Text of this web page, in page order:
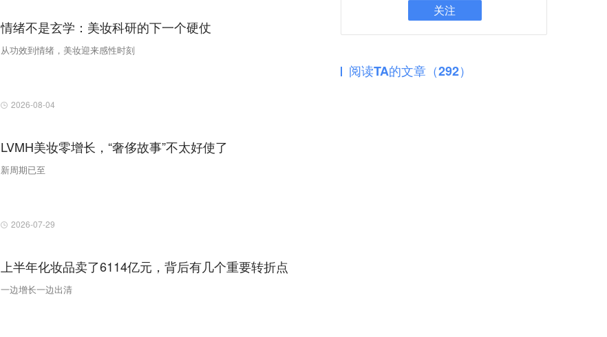
情绪不是玄学：美妆科研的下一个硬仗
从功效到情绪，美妆迎来感性时刻
2026-08-04
LVMH美妆零增长，“奢侈故事”不太好使了
新周期已至
2026-07-29
上半年化妆品卖了6114亿元，背后有几个重要转折点
一边增长一边出清
关注
阅读TA的文章（292）